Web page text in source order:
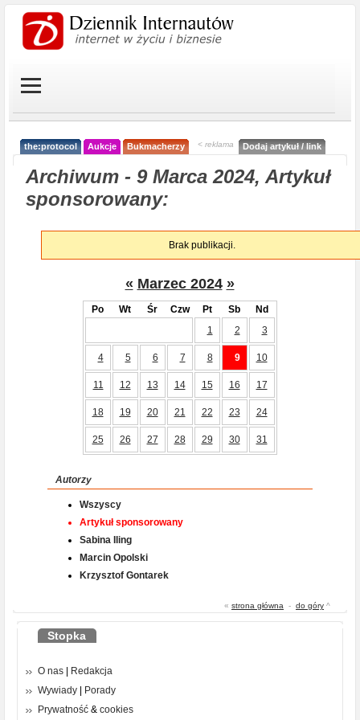
the:protocol Aukcje Bukmacherzy < reklama Dodaj artykuł / link
Archiwum - 9 Marca 2024, Artykuł
sponsorowany:
Brak publikacji.
« Marzec 2024 »
Po Wt Śr Czw Pt Sb
Nd
1
2 3
4 5 6 7 8 9 10
11 12 13 14 15 16 17
18 19 20 21 22 23 24
25 26 27 28 29 30 31
Autorzy
Wszyscy
Artykuł sponsorowany
Sabina Iling
Marcin Opolski
Krzysztof Gontarek
« strona główna - do góry ^
Stopka
O nas
Redakcja
Wywiady
Porady
Prywatność & cookies